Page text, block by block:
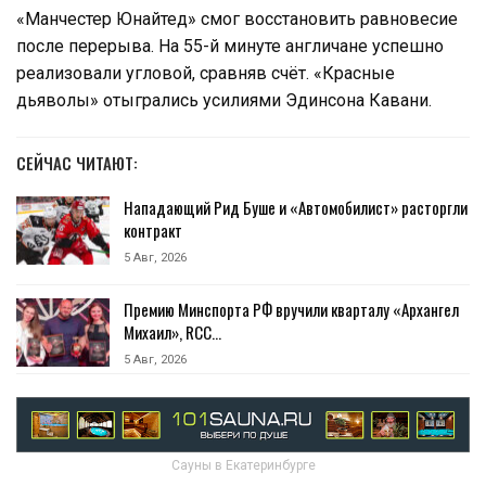
«Манчестер Юнайтед» смог восстановить равновесие
после перерыва. На 55-й минуте англичане успешно
реализовали угловой, сравняв счёт. «Красные
дьяволы» отыгрались усилиями Эдинсона Кавани.
СЕЙЧАС ЧИТАЮТ:
Нападающий Рид Буше и «Автомобилист» расторгли
контракт
5 Авг, 2026
Премию Минспорта РФ вручили кварталу «Архангел
Михаил», RCC…
5 Авг, 2026
Сауны в Екатеринбурге